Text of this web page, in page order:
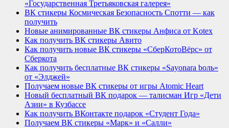
«Государственная Третьяковская галерея»
ВК стикеры Космическая Безопасность Спотти — как
получить
Новые анимированные ВК стикеры Анфиса от Kotex
Как получить ВК стикеры Авито
Как получить новые ВК стикеры «СберКотоВёрс» от
Сберкота
Как получить бесплатные ВК стикеры «Sayonara bоль»
от «Элджей»
Получаем новые ВК стикеры от игры Atomic Heart
Новый бесплатный ВК подарок — талисман Игр «Дети
Азии» в Кузбассе
Как получить ВКонтакте подарок «Студент Года»
Получаем ВК стикеры «Марк» и «Салли»